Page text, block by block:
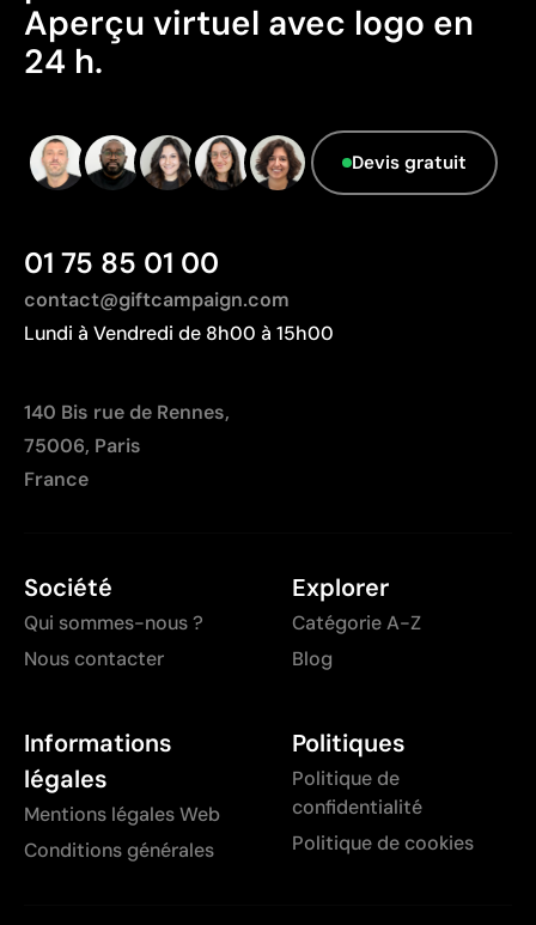
Fabriqué en Chine, avec une distance de
transport plus importante par rapport à l'Europe.
Le fournisseur ne dispose pas de cette
information.
Aperçu virtuel avec logo en
24 h.
Devis gratuit
01 75 85 01 00
contact@giftcampaign.com
Lundi à Vendredi de 8h00 à 15h00
140 Bis rue de Rennes,
75006, Paris
France
Société
Qui sommes-nous ?
Nous contacter
Explorer
Catégorie A-Z
Blog
Informations
légales
Mentions légales Web
Conditions générales
Politiques
Politique de
confidentialité
Politique de cookies